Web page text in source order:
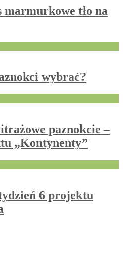
tło na
wybrać?
paznokcie –
„Kontynenty”
6 projektu